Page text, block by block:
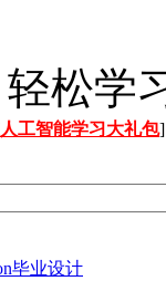
松学
工智能学习大礼包]
毕业设计